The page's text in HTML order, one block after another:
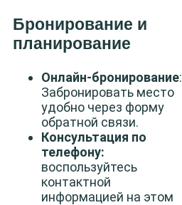
Бронирование и
планирование
Онлайн-бронирование:
Забронировать место
удобно через форму
обратной связи.
Консультация по
телефону:
воспользуйтесь
контактной
информацией на этом